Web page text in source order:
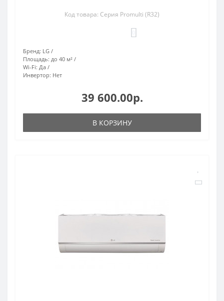
Код товара: Серия Promulti (R32)
Бренд: LG
Площадь: до 40 м²
Wi-Fi: Да
Инвертор: Нет
39 600.00р.
В КОРЗИНУ